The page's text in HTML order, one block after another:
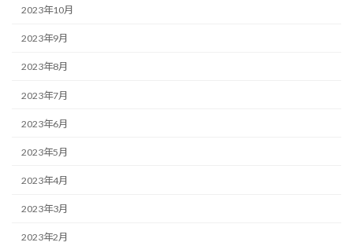
2023年10月
2023年9月
2023年8月
2023年7月
2023年6月
2023年5月
2023年4月
2023年3月
2023年2月